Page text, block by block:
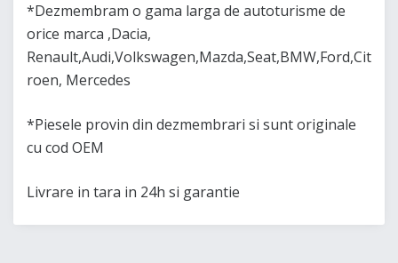
*Dezmembram o gama larga de autoturisme de
orice marca ,Dacia,
Renault,Audi,Volkswagen,Mazda,Seat,BMW,Ford,Cit
roen, Mercedes
*Piesele provin din dezmembrari si sunt originale
cu cod OEM
Livrare in tara in 24h si garantie